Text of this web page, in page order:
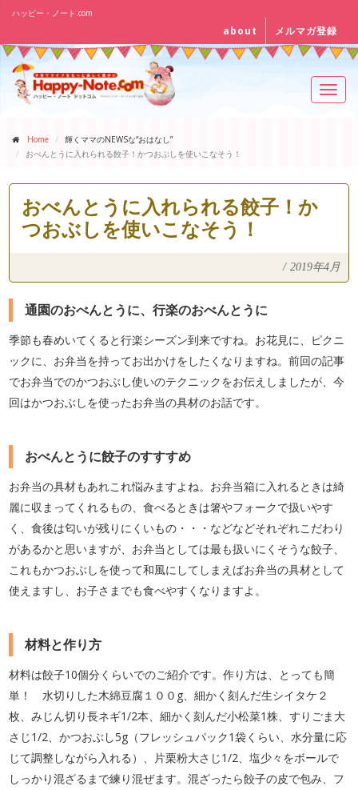
ハッピー・ノート.com
about メルマガ登録
Home
輝くママのNEWSな“おはなし”
おべんとうに入れられる餃子！かつおぶしを使いこなそう！
おべんとうに入れられる餃子！か
つおぶしを使いこなそう！
/ 2019年4月
通園のおべんとうに、行楽のおべんとうに
季節も春めいてくると行楽シーズン到来ですね。お花見に、ピクニ
ックに、お弁当を持ってお出かけをしたくなりますね。前回の記事
でお弁当でのかつおぶし使いのテクニックをお伝えしましたが、今
回はかつおぶしを使ったお弁当の具材のお話です。
おべんとうに餃子のすすすめ
お弁当の具材もあれこれ悩みますよね。お弁当箱に入れるときは綺
麗に収まってくれるもの、食べるときは箸やフォークで扱いやす
く、食後は匂いが残りにくいもの・・・などなどそれぞれこだわり
があるかと思いますが、お弁当としては最も扱いにくそうな餃子、
これもかつおぶしを使って和風にしてしまえばお弁当の具材として
使えますし、お子さまでも食べやすくなりますよ。
材料と作り方
材料は餃子10個分くらいでのご紹介です。作り方は、とっても簡
単！ 水切りした木綿豆腐１００g、細かく刻んだ生シイタケ２
枚、みじん切り長ネギ1/2本、細かく刻んだ小松菜1株、すりごま大
さじ1/2、かつおぶし5g（フレッシュパック1袋くらい、水分量に応
じて調整しながら入れる）、片栗粉大さじ1/2、塩少々をボールで
しっかり混ざるまで練り混ぜます。混ざったら餃子の皮で包み、フ